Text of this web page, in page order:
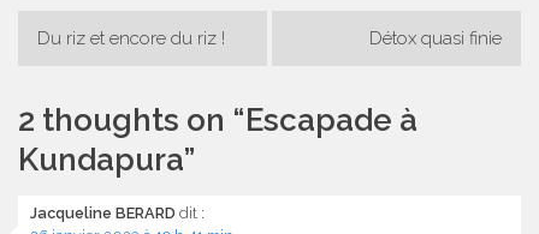
Navigation
l’article
Du riz et encore du riz ! Détox quasi finie
2 thoughts on “Escapade à
Kundapura”
Jacqueline BERARD dit :